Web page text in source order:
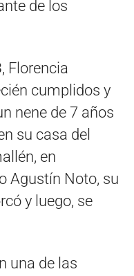
de los
, Florencia
cumplidos y
nene de 7 años
su casa del
en
Agustín Noto, su
y luego, se
una de las